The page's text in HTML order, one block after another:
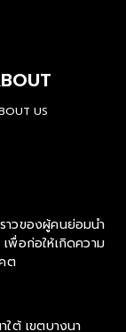
US
าวของผู้คนย่อมนำ
พื่อก่อให้เกิดความ
ต
ต้ เขตบางนา